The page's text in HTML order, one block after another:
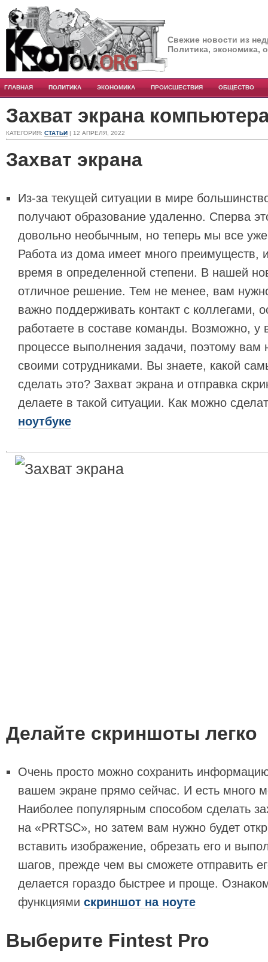
Свежие новости из
Политика, экономика,
ГЛАВНАЯ ПОЛИТИКА ЭКОНОМИКА ПРОИСШЕСТВИЯ ОБЩЕСТВО
Захват экрана
КАТЕГОРИЯ: СТАТЬИ | 12 АПРЕЛЯ, 2022
Захват экрана
Из-за текущей ситуации в мире
получают образование удаленно. Сперва
довольно необычным, но теперь мы все
Работа из дома имеет много преимуществ,
время в определенной степени. В нашей
отличное решение. Тем не менее, вам
важно поддерживать контакт с коллегами,
работаете в составе команды. Возможно, у
процессе выполнения задачи, поэтому вам
своими сотрудниками. Вы знаете, какой
сделать это? Захват экрана и отправка
делаете в такой ситуации. Как можно
ноутбуке
Делайте скриншоты легко
Очень просто можно сохранить
вашем экране прямо сейчас. И есть много
Наиболее популярным способом сделать
на «PRTSC», но затем вам нужно будет
вставить изображение, обрезать его и
шагов, прежде чем вы сможете отправить
делается гораздо быстрее и проще.
функциями скриншот на ноуте
Выберите Fintest Pro